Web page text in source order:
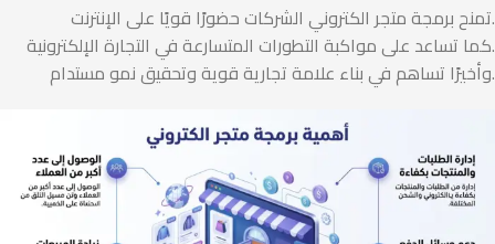
تمنح برمجة متجر الكتروني الشركات حضورًا قويًا على الإنترنت.
كما تساعد على مواكبة التطورات المتسارعة في التجارة الإلكترونية.
وأخيرًا تساهم في بناء علامة تجارية قوية وتحقيق نمو مستدام.